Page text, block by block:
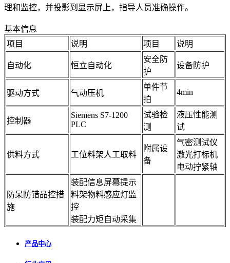
理和监控，并投影到显示屏上，指导人员准确操作。
基本信息
项目
说明 项目 说明
自动化 恒立自动化
安全防
护
设备防护
驱动方式 气动压机
单件节
拍
4min
控制器
Siemens S7-1200
PLC
试验检
测
液压性能测
试
供料方式 工位料架人工取料
附属设
备
气密测试仪
激光打标机
电动拧紧轴
防呆防错品控措
施
装配信息屏幕提示
料架物料感应灯监
控
装配力矩自动采集
产品中心